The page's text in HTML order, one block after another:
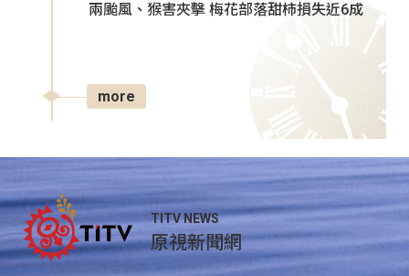
兩颱風、猴害夾擊 梅花部落甜柿損失近6成
more
TITV NEWS
原視新聞網